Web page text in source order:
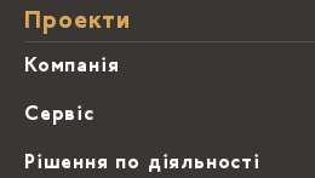
Проекти
Компанія
Про нас
Сервіс
Види обробки каменю
Рішення по діяльності